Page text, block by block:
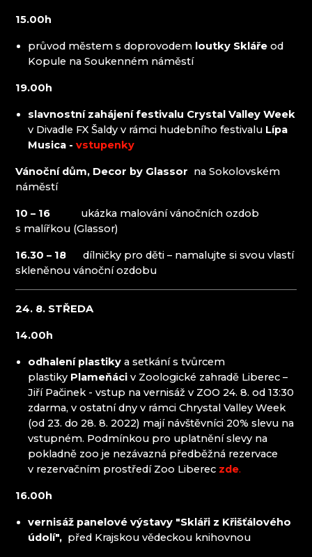
MARTINA JOSÍFEK - GLASS ART
NISA FACTORY
PERLEX BIJOUX JABLONEC
PRECIOSA BEAUTY
PRECIOSA ORNELA DESNÁ
PRECIOSA ORNELA ZÁSADA
SALANSKY & CO., S.R.O.
SKLO BERÁNEK
STÁTNÍ MUZEUM SKLA A BIŽUTERIE V
JABLONCI NAD NISOU
STŘEDNÍ ŠKOLA ŘEMESEL A SLUŽEB,
JABLONEC NAD NISOU
Český ráj
ČAMBALOVÁ PAVLÍNA
GALERIE GRANÁT
HALAMA GLASS
JAROŠ - GLASS WORKS
JEWSTONE
JIŘINA TAUCHMANOVÁ
KAMILA PARSI
KŘIŠŤÁLOVÝ VLAK - ARRIVA
MĚSTSKÉ MUZEUM V ŽELEZNÉM BRODĚ
MIMOOSA
15.00h
průvod městem s doprovodem loutky Skláře od
Kopule na Soukenném náměstí
19.00h
slavnostní zahájení festivalu Crystal Valley Week
v Divadle FX Šaldy v rámci hudebního festivalu Lípa
Musica - vstupenky
Vánoční dům, Decor by Glassor na Sokolovském
náměstí
10 – 16 ukázka malování vánočních ozdob
s malířkou (Glassor)
16.30 – 18 dílničky pro děti – namalujte si svou vlastí
skleněnou vánoční ozdobu
24. 8. STŘEDA
14.00h
odhalení plastiky a setkání s tvůrcem
plastiky Plameňáci v Zoologické zahradě Liberec –
Jiří Pačinek - vstup na vernisáž v ZOO 24. 8. od 13:30
zdarma, v ostatní dny v rámci Chrystal Valley Week
(od 23. do 28. 8. 2022) mají návštěvníci 20% slevu na
vstupném. Podmínkou pro uplatnění slevy na
pokladně zoo je nezávazná předběžná rezervace
v rezervačním prostředí Zoo Liberec zde.
16.00h
vernisáž panelové výstavy "Skláři z Křišťálového
údolí", před Krajskou vědeckou knihovnou